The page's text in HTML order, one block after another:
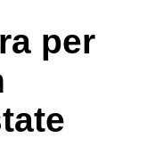
per